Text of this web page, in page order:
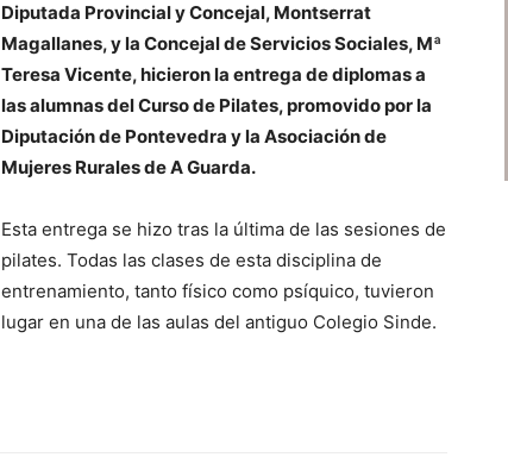
Diputada Provincial y Concejal, Montserrat
Magallanes, y la Concejal de Servicios Sociales, Mª
Teresa Vicente, hicieron la entrega de diplomas a
las alumnas del Curso de Pilates, promovido por la
Diputación de Pontevedra y la Asociación de
Mujeres Rurales de A Guarda.
Esta entrega se hizo tras la última de las sesiones de
pilates. Todas las clases de esta disciplina de
entrenamiento, tanto físico como psíquico, tuvieron
lugar en una de las aulas del antiguo Colegio Sinde.